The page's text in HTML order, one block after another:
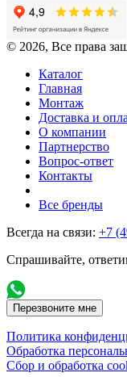
© 2026, Все права
Каталог
Главная
Монтаж
Доставка и
О компании
Партнерство
Вопрос-ответ
Контакты
Все бренды
Всегда на связи: +7
Спрашивайте,
Перезвоните мне
Политика
Обработка
Сбор и обработка